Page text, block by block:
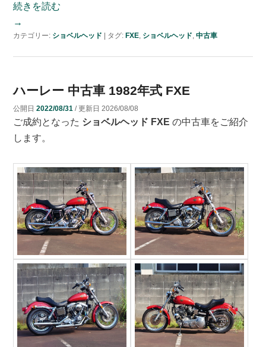
続きを読む
→
カテゴリー: ショベルヘッド | タグ: FXE, ショベルヘッド 中古車
ハーレー 中古車 1982年式 FXE
公開日 2022/08/31/ 更新日 2026/08/08
ご成約となった ショベルヘッド FXE の中古車をご紹介
します。